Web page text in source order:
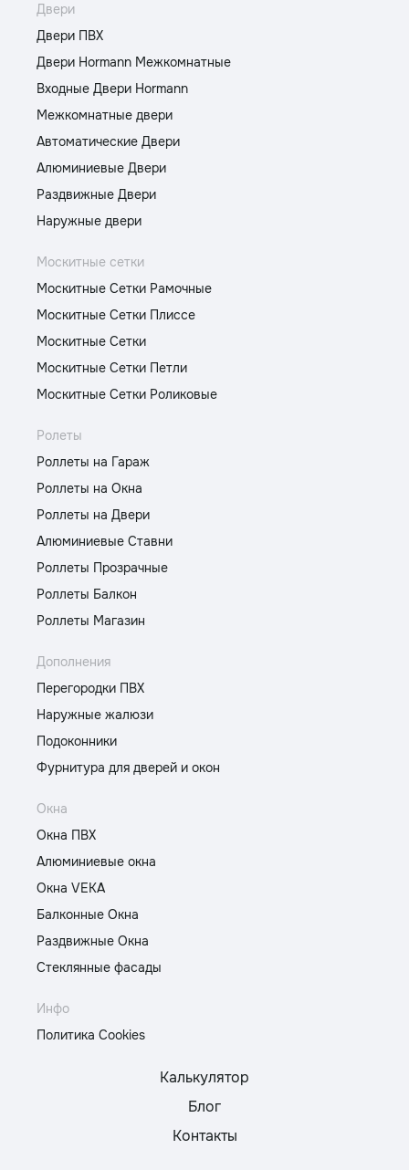
Двери
Двери ПВХ
Двери Hormann Межкомнатные
Входные Двери Hormann
Межкомнатные двери
Автоматические Двери
Алюминиевые Двери
Раздвижные Двери
Наружные двери
Москитные сетки
Москитные Сетки Рамочные
Москитные Сетки Плиссе
Москитные Сетки
Москитные Сетки Петли
Москитные Сетки Роликовые
Ролеты
Роллеты на Гараж
Роллеты на Окна
Роллеты на Двери
Алюминиевые Ставни
Роллеты Прозрачные
Роллеты Балкон
Роллеты Магазин
Дополнения
Перегородки ПВХ
Наружные жалюзи
Подоконники
Фурнитура для дверей и окон
Окна
Окна ПВХ
Алюминиевые окна
Окна VEKA
Балконные Окна
Раздвижные Окна
Стеклянные фасады
Инфо
Политика Cookies
Калькулятор
Блог
Контакты